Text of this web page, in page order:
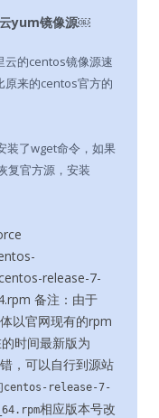
yum镜像源￼
云的centos镜像源速
原来的centos官方的
装了wget命令，如果
复官方源，安装
release-7-
备注：由于
以官网现有的rpm
时间最新版为
，可以自行到源站
centos-release-7-
相应版本号改